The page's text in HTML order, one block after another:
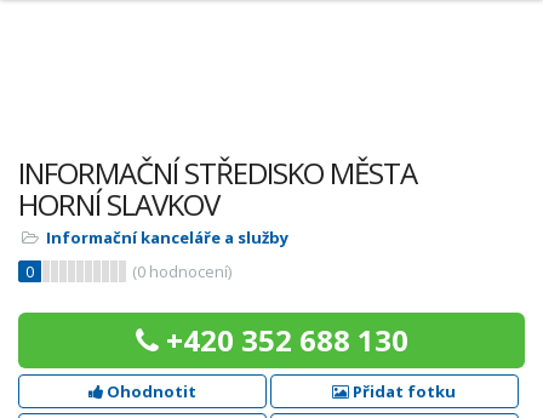
INFORMAČNÍ STŘEDISKO MĚSTA
HORNÍ SLAVKOV
Informační kanceláře a služby
0
(0 hodnocení)
+420 352 688 130
Ohodnotit
Přidat fotku